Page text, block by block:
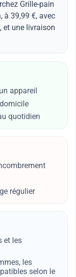
Grille-pain
à 39,99 €, avec
et une livraison
appareil
quotidien
régulier
et les
les
selon le